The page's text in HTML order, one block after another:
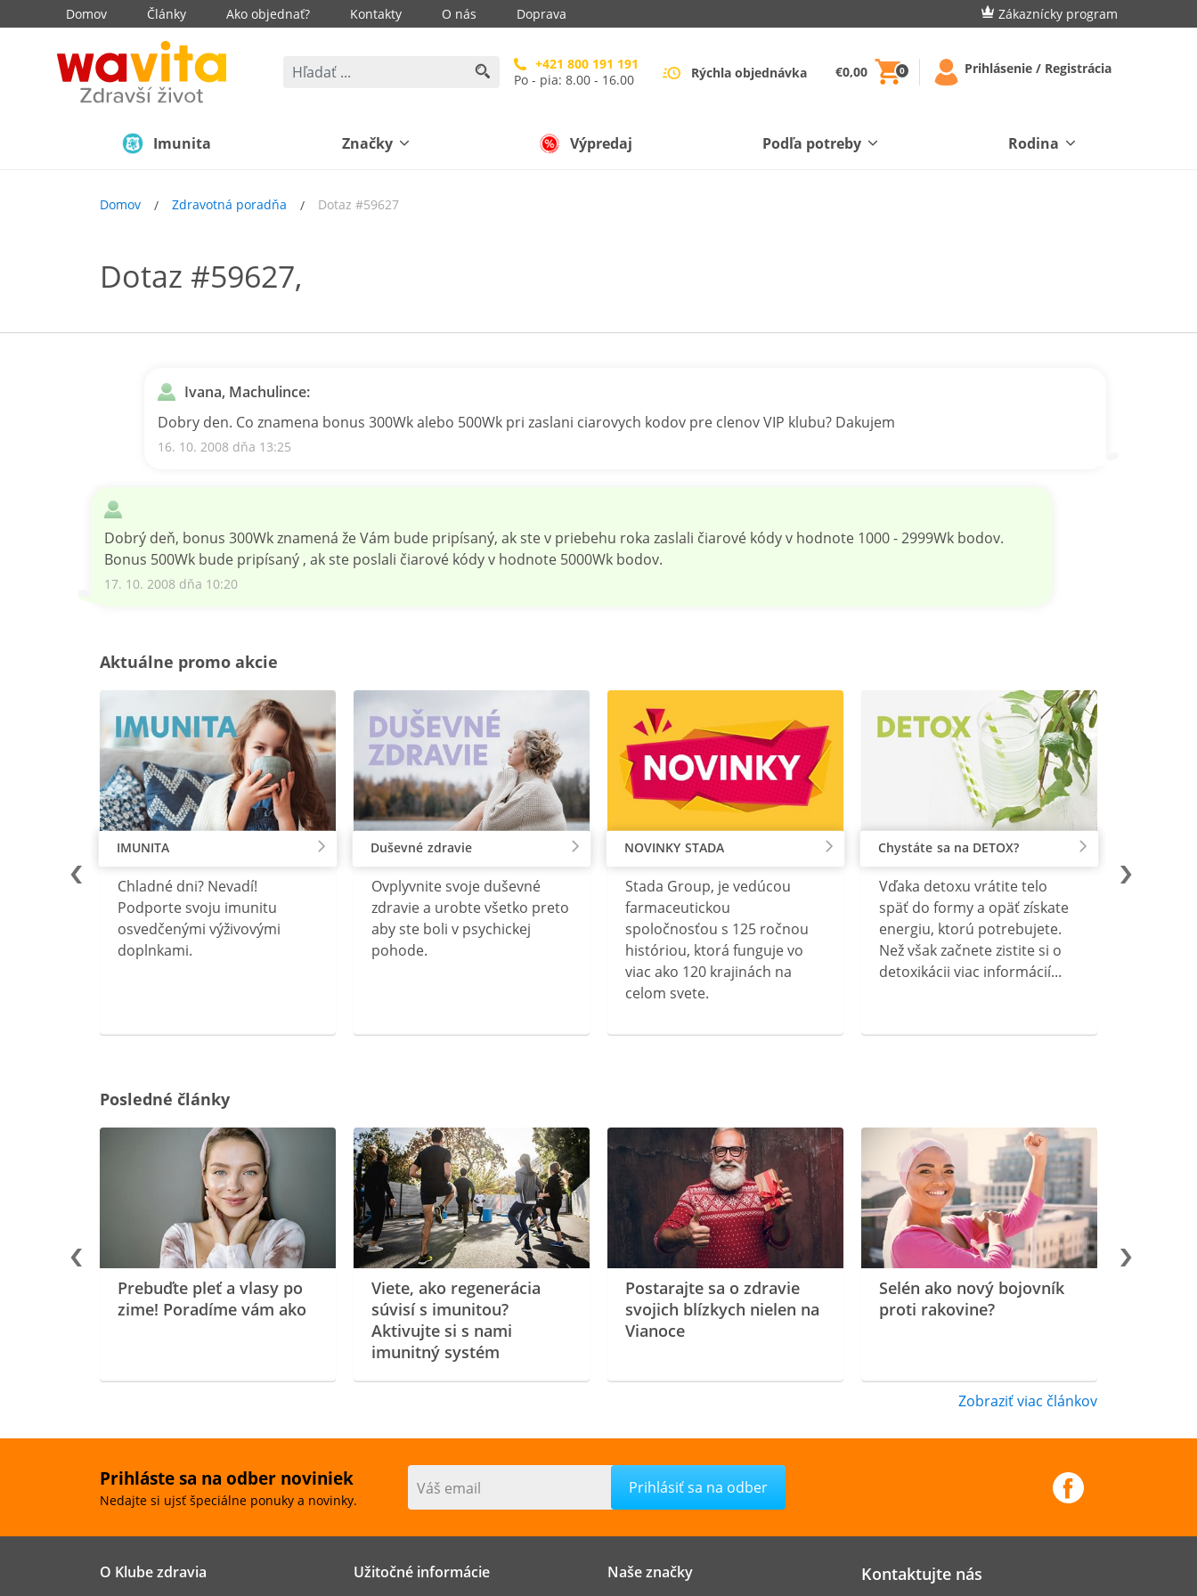
Domov Články Ako objednať? Kontakty O nás Doprava Zákaznícky program
+421 800 191 191
Po - pia: 8.00 - 16.00
Rýchla objednávka €0,00 0 Prihlásenie / Registrácia
Imunita Značky Výpredaj Podľa potreby Rodina
Domov Zdravotná poradňa Dotaz #59627
Dotaz #59627,
Ivana, Machulince:
Dobry den. Co znamena bonus 300Wk alebo 500Wk pri zaslani ciarovych kodov pre clenov VIP klubu? Dakujem
16. 10. 2008 dňa 13:25
Dobrý deň, bonus 300Wk znamená že Vám bude pripísaný, ak ste v priebehu roka zaslali čiarové kódy v hodnote 1000 - 2999Wk bodov.
Bonus 500Wk bude pripísaný , ak ste poslali čiarové kódy v hodnote 5000Wk bodov.
17. 10. 2008 dňa 10:20
Aktuálne promo akcie
IMUNITA
Chladné dni? Nevadí!
Podporte svoju imunitu
osvedčenými výživovými
doplnkami.
Duševné zdravie
Ovplyvnite svoje duševné
zdravie a urobte všetko preto
aby ste boli v psychickej
pohode.
NOVINKY STADA
Stada Group, je vedúcou
farmaceutickou
spoločnosťou s 125 ročnou
históriou, ktorá funguje vo
viac ako 120 krajinách na
celom svete.
Chystáte sa na DETOX?
Vďaka detoxu vrátite telo
späť do formy a opäť získate
energiu, ktorú potrebujete.
Než však začnete zistite si o
detoxikácii viac informácií...
Posledné články
Prebuďte pleť a vlasy po
zime! Poradíme vám ako
Viete, ako regenerácia
súvisí s imunitou?
Aktivujte si s nami
imunitný systém
Postarajte sa o zdravie
svojich blízkych nielen na
Vianoce
Selén ako nový bojovník
proti rakovine?
Zobraziť viac článkov
Prihláste sa na odber noviniek
Nedajte si ujsť špeciálne ponuky a novinky.
Váš email
O Klube zdravia Užitočné informácie Naše značky Kontaktujte nás